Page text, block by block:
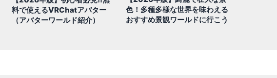
料で使えるVRChatアバター
（アバターワールド紹介）
色！多種多様な世界を味わえる
おすすめ景観ワールドに行こう